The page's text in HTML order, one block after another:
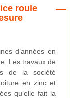
roule
d’années en
Les travaux de
de la société
en zinc et
qu’elle fait la